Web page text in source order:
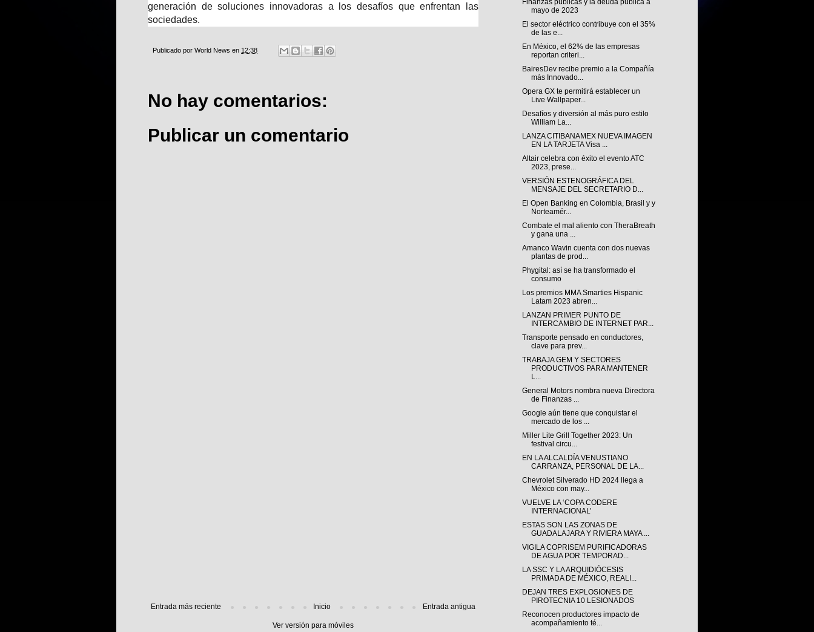
generación de soluciones innovadoras a los desafíos que enfrentan las
sociedades.
Publicado por World News en 12:38
No hay comentarios:
Publicar un comentario
Entrada más reciente Entrada antigua
Inicio
Ver versión para móviles
Finanzas públicas y la deuda pública a
mayo de 2023
El sector eléctrico contribuye con el 35%
de las e...
En México, el 62% de las empresas
reportan criteri...
BairesDev recibe premio a la Compañía
más Innovado...
Opera GX te permitirá establecer un
Live Wallpaper...
Desafíos y diversión al más puro estilo
William La...
LANZA CITIBANAMEX NUEVA IMAGEN
EN LA TARJETA Visa ...
Altair celebra con éxito el evento ATC
2023, prese...
VERSIÓN ESTENOGRÁFICA DEL
MENSAJE DEL SECRETARIO D...
El Open Banking en Colombia, Brasil y y
Norteamér...
Combate el mal aliento con TheraBreath
y gana una ...
Amanco Wavin cuenta con dos nuevas
plantas de prod...
Phygital: así se ha transformado el
consumo
Los premios MMA Smarties Hispanic
Latam 2023 abren...
LANZAN PRIMER PUNTO DE
INTERCAMBIO DE INTERNET PAR...
Transporte pensado en conductores,
clave para prev...
TRABAJA GEM Y SECTORES
PRODUCTIVOS PARA MANTENER
L...
General Motors nombra nueva Directora
de Finanzas ...
Google aún tiene que conquistar el
mercado de los ...
Miller Lite Grill Together 2023: Un
festival circu...
EN LA ALCALDÍA VENUSTIANO
CARRANZA, PERSONAL DE LA...
Chevrolet Silverado HD 2024 llega a
México con may...
VUELVE LA ‘COPA CODERE
INTERNACIONAL’
ESTAS SON LAS ZONAS DE
GUADALAJARA Y RIVIERA MAYA ...
VIGILA COPRISEM PURIFICADORAS
DE AGUA POR TEMPORAD...
LA SSC Y LA ARQUIDIÓCESIS
PRIMADA DE MÉXICO, REALI...
DEJAN TRES EXPLOSIONES DE
PIROTECNIA 10 LESIONADOS
Reconocen productores impacto de
acompañamiento té...